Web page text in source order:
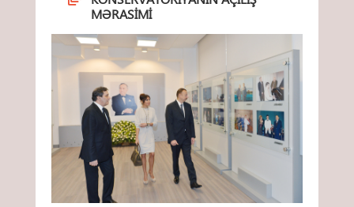
MƏRASIMI